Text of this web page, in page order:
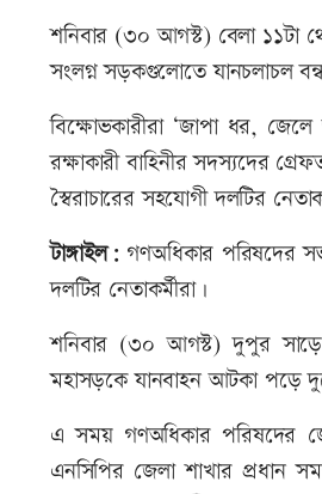
শনিবার (৩০ আগস্ট) বেলা ১১টা
সংলগ্ন সড়কগুলোতে যানচলাচল
বিক্ষোভকারীরা ‘জাপা ধর,
রক্ষাকারী বাহিনীর সদস্যদের
স্বৈরাচারের সহযোগী দলটির
টাঙ্গাইল: গণঅধিকার পরিষদের
দলটির নেতাকর্মীরা।
শনিবার (৩০ আগস্ট) দুপুর সাড়ে
মহাসড়কে যানবাহন আটকা পড়ে
এ সময় গণঅধিকার পরিষদের
এনসিপির জেলা শাখার প্রধান